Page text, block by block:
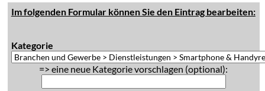
Im folgenden Formular können Sie den Eintrag bearbeiten:
Kategorie
=> eine neue Kategorie vorschlagen (optional):